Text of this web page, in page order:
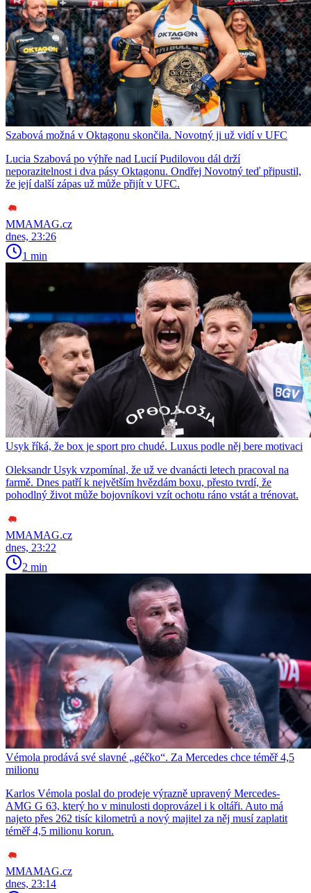
Szabová možná v Oktagonu skončila. Novotný ji už vidí v UFC
Lucia Szabová po výhře nad Lucií Pudilovou dál drží
neporazitelnost i dva pásy Oktagonu. Ondřej Novotný teď připustil,
že její další zápas už může přijít v UFC.
MMAMAG.cz
dnes, 23:26
1 min
Usyk říká, že box je sport pro chudé. Luxus podle něj bere motivaci
Oleksandr Usyk vzpomínal, že už ve dvanácti letech pracoval na
farmě. Dnes patří k největším hvězdám boxu, přesto tvrdí, že
pohodlný život může bojovníkovi vzít ochotu ráno vstát a trénovat.
MMAMAG.cz
dnes, 23:22
2 min
Vémola prodává své slavné „géčko“. Za Mercedes chce téměř 4,5
milionu
Karlos Vémola poslal do prodeje výrazně upravený Mercedes-
AMG G 63, který ho v minulosti doprovázel i k oltáři. Auto má
najeto přes 262 tisíc kilometrů a nový majitel za něj musí zaplatit
téměř 4,5 milionu korun.
MMAMAG.cz
dnes, 23:14